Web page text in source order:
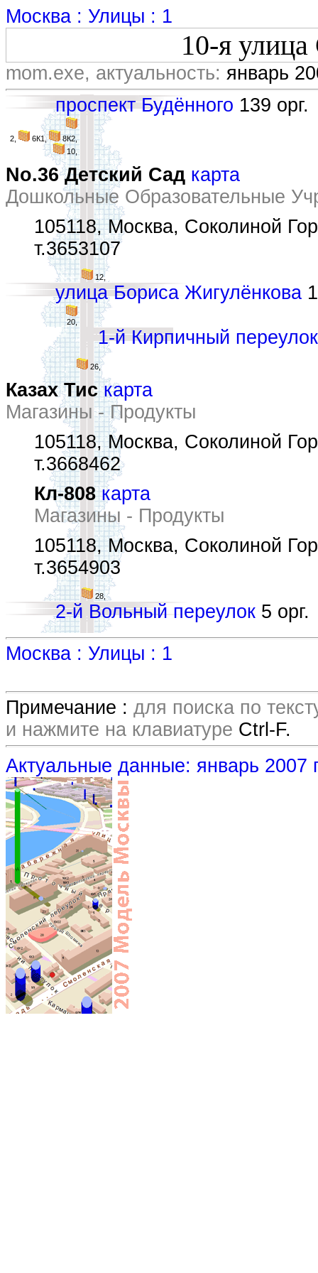
Москва : Улицы : 1
10-я
mom.exe, актуальность: январь
проспект Будённого 139 орг.
2, 6К1,
8К2,
10,
No.36 Детский Сад карта
Дошкольные Образовательные
105118, Москва, Соколиной
т.3653107
12,
улица Бориса Жигулёнкова
20,
1-й Кирпичный переулок
26,
Казах Тис карта
Магазины - Продукты
105118, Москва, Соколиной
т.3668462
Кл-808 карта
Магазины - Продукты
105118, Москва, Соколиной
т.3654903
28,
2-й Вольный переулок 5 орг.
Москва : Улицы : 1
Примечание : для поиска по
и нажмите на клавиатуре Ctrl-F.
Актуальные данные: январь 2007